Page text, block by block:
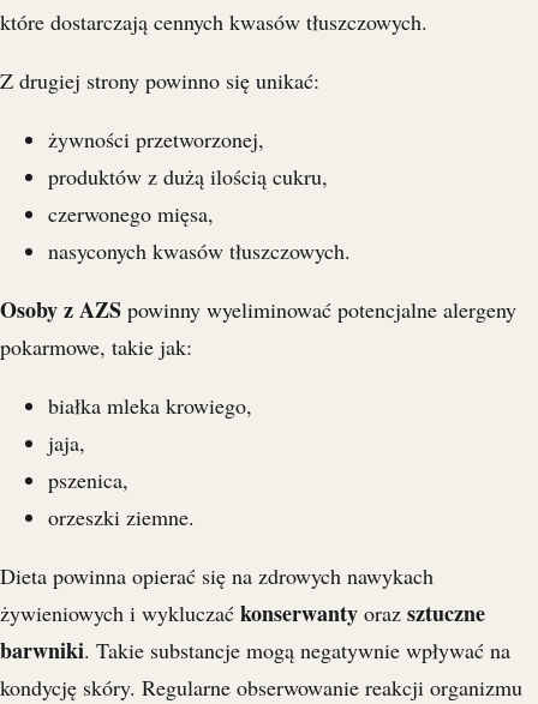
które dostarczają cennych kwasów tłuszczowych.
Z drugiej strony powinno się unikać:
żywności przetworzonej,
produktów z dużą ilością cukru,
czerwonego mięsa,
nasyconych kwasów tłuszczowych.
Osoby z AZS powinny wyeliminować potencjalne alergeny
pokarmowe, takie jak:
białka mleka krowiego,
jaja,
pszenica,
orzeszki ziemne.
Dieta powinna opierać się na zdrowych nawykach
żywieniowych i wykluczać konserwanty oraz sztuczne
barwniki. Takie substancje mogą negatywnie wpływać na
kondycję skóry. Regularne obserwowanie reakcji organizmu